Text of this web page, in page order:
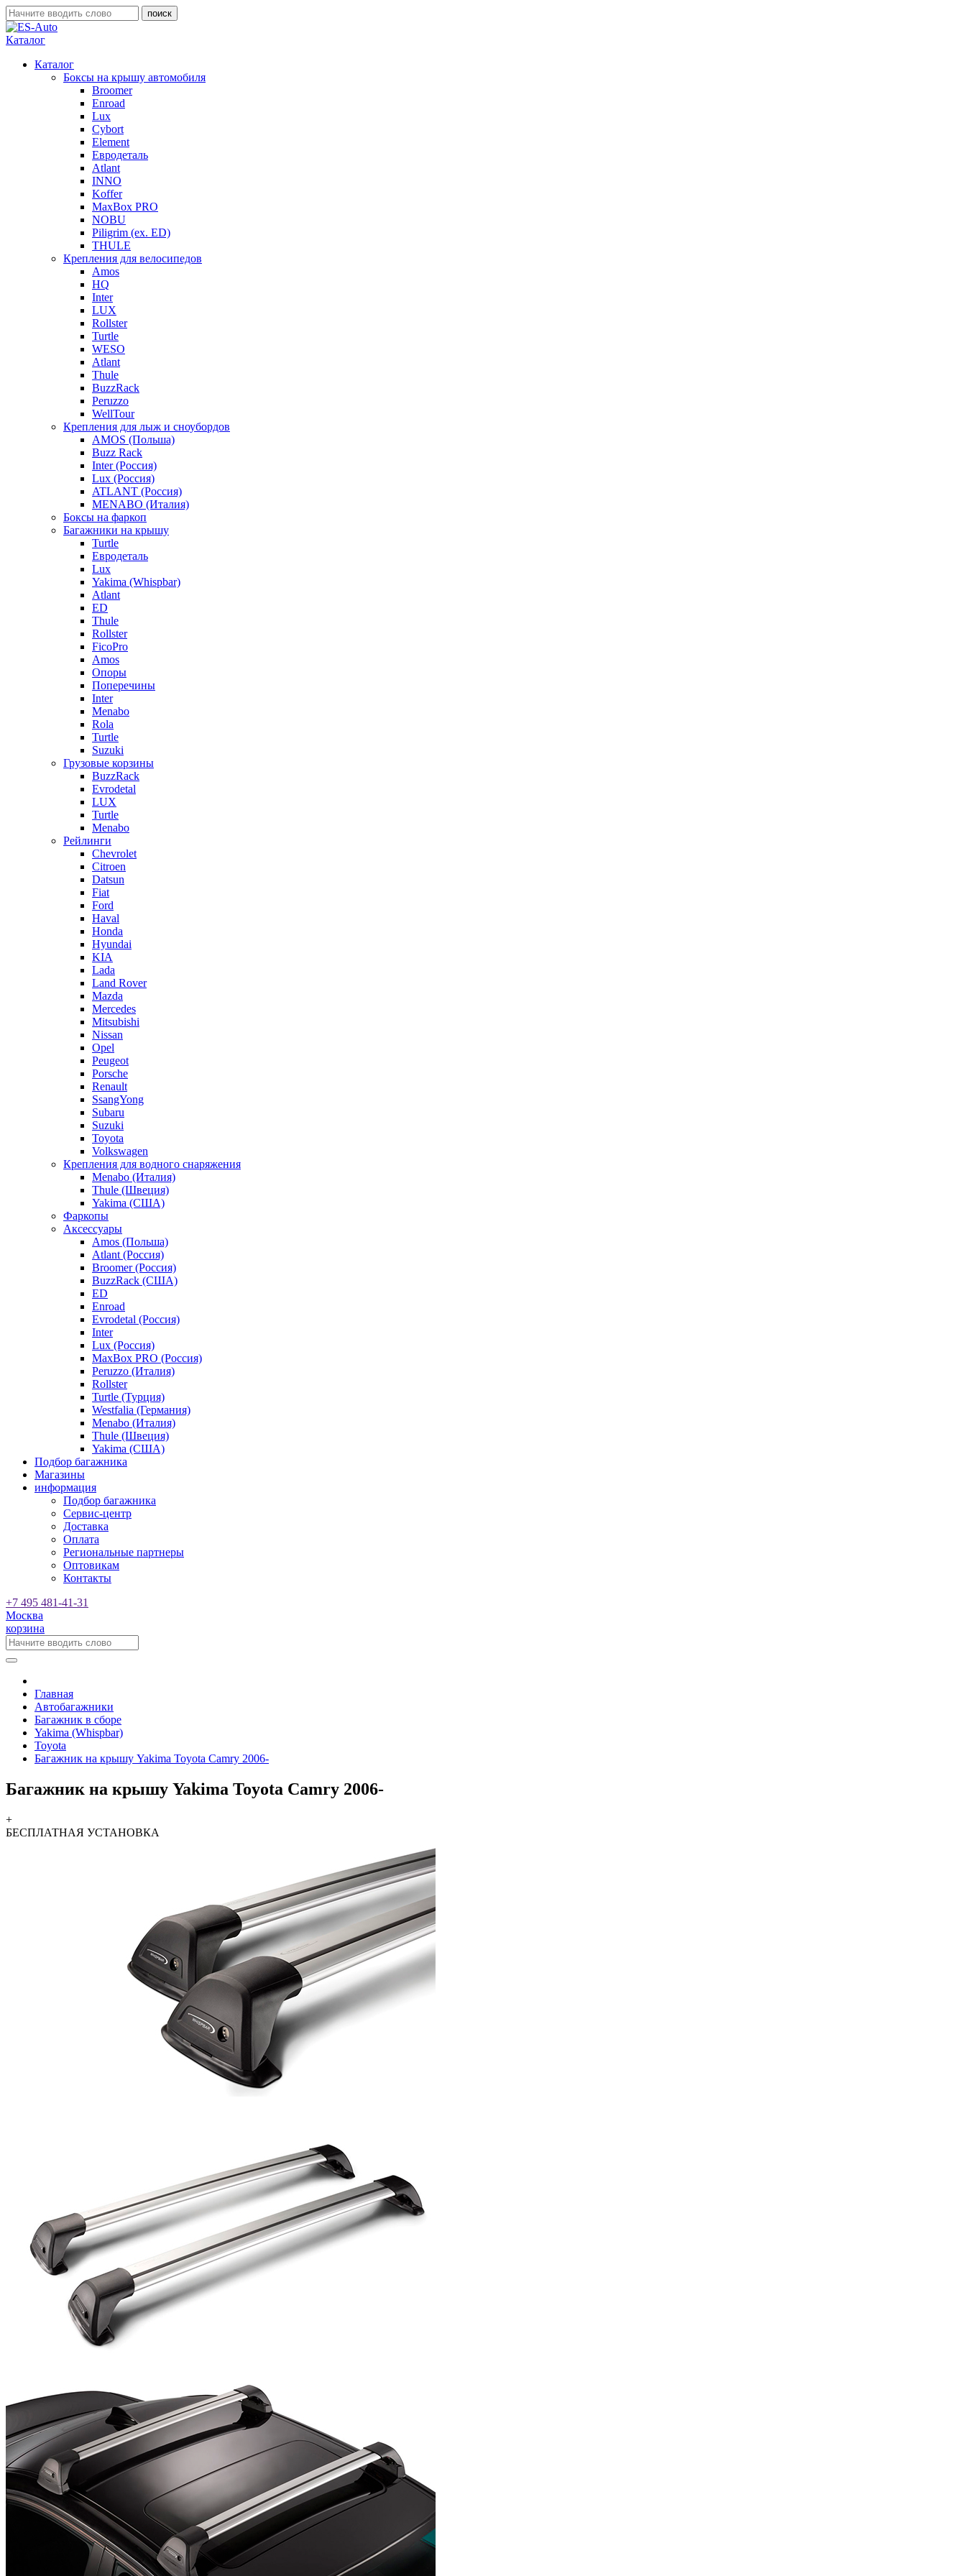
Каталог
Каталог
Боксы на крышу автомобиля
Broomer
Enroad
Lux
Cybort
Element
Евродеталь
Atlant
INNO
Koffer
MaxBox PRO
NOBU
Piligrim (ex. ED)
THULE
Крепления для велосипедов
Amos
HQ
Inter
LUX
Rollster
Turtle
WESO
Atlant
Thule
BuzzRack
Peruzzo
WellTour
Крепления для лыж и сноубордов
AMOS (Польша)
Buzz Rack
Inter (Россия)
Lux (Россия)
ATLANT (Россия)
MENABO (Италия)
Боксы на фаркоп
Багажники на крышу
Turtle
Евродеталь
Lux
Yakima (Whispbar)
Atlant
ED
Thule
Rollster
FicoPro
Amos
Опоры
Поперечины
Inter
Menabo
Rola
Turtle
Suzuki
Грузовые корзины
BuzzRack
Evrodetal
LUX
Turtle
Menabo
Рейлинги
Chevrolet
Citroen
Datsun
Fiat
Ford
Haval
Honda
Hyundai
KIA
Lada
Land Rover
Mazda
Mercedes
Mitsubishi
Nissan
Opel
Peugeot
Porsche
Renault
SsangYong
Subaru
Suzuki
Toyota
Volkswagen
Крепления для водного снаряжения
Menabo (Италия)
Thule (Швеция)
Yakima (США)
Фаркопы
Аксессуары
Amos (Польша)
Atlant (Россия)
Broomer (Россия)
BuzzRack (США)
ED
Enroad
Evrodetal (Россия)
Inter
Lux (Россия)
MaxBox PRO (Россия)
Peruzzo (Италия)
Rollster
Turtle (Турция)
Westfalia (Германия)
Menabo (Италия)
Thule (Швеция)
Yakima (США)
Подбор багажника
Магазины
информация
Подбор багажника
Сервис-центр
Доставка
Оплата
Региональные партнеры
Оптовикам
Контакты
+7 495 481-41-31
Москва
корзина
Главная
Автобагажники
Багажник в сборе
Yakima (Whispbar)
Toyota
Багажник на крышу Yakima Toyota Camry 2006-
Багажник на крышу Yakima Toyota Camry 2006-
+
БЕСПЛАТНАЯ УСТАНОВКА